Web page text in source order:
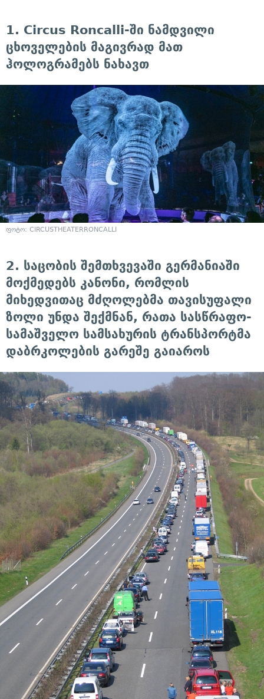
1. Circus Roncalli-ში ნამდვილი
ცხოველების მაგივრად მათ
ჰოლოგრამებს ნახავთ
ფოტო: CIRCUSTHEATERRONCALLI
2. საცობის შემთხვევაში გერმანიაში
მოქმედებს კანონი, რომლის
მიხედვითაც მძღოლებმა თავისუფალი
ზოლი უნდა შექმნან, რათა სასწრაფო-
სამაშველო სამსახურის ტრანსპორტმა
დაბრკოლების გარეშე გაიაროს